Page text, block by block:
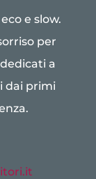
e slow.
per
a
dai primi